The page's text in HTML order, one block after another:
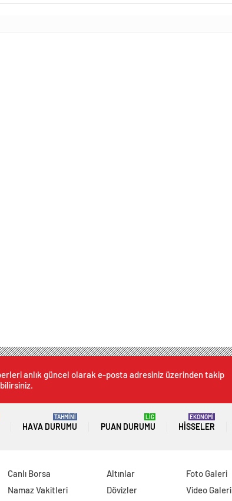
anlık güncel olarak e-posta adresiniz üzerinden takip
HAVA DURUMU
TAHMİNİ
PUAN DURUMU
LİG
HISSELER
EKONOMİ
Canlı Borsa
Namaz Vakitleri
Altınlar
Dövizler
Foto Galeri
Video Galeri